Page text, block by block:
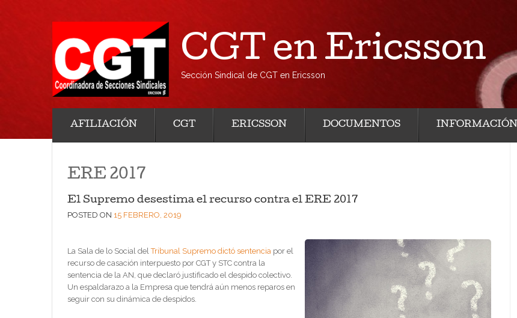
CGT en Ericsson
Sección Sindical de CGT en Ericsson
AFILIACIÓN CGT ERICSSON DOCUMENTOS INFORMACIÓN
ERE 2017
El Supremo desestima el recurso contra el ERE 2017
POSTED ON 15 FEBRERO, 2019
La Sala de lo Social delTribunal Supremo dictó sentencia por el
recurso de casación interpuesto por CGT y STC contra la
sentencia de la AN, que declaró justificado el despido colectivo.
Un espaldarazo a la Empresa que tendrá aún menos reparos en
seguir con su dinámica de despidos.